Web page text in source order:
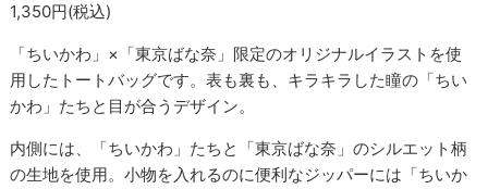
1,350円(税込)
「ちいかわ」×「東京ばな奈」限定のオリジナルイラストを使
用したトートバッグです。表も裏も、キラキラした瞳の「ちい
かわ」たちと目が合うデザイン。
内側には、「ちいかわ」たちと「東京ばな奈」のシルエット柄
の生地を使用。小物を入れるのに便利なジッパーには「ちいか